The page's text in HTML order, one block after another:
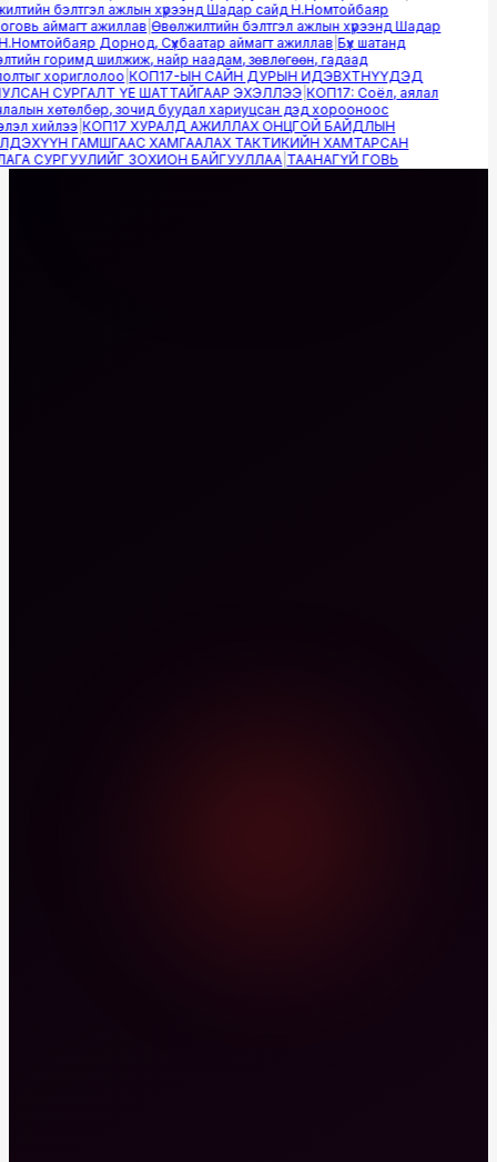
бэлтгэл ажлын хүрээнд Шадар сайд Н.Номтойбаяр
аймагт ажиллав|Өвөлжилтийн бэлтгэл ажлын хүрээнд Шадар
Дорнод, Сүхбаатар аймагт ажиллав|Бүх шатанд
горимд шилжиж, найр наадам, зөвлөгөөн, гадаад
хориглолоо|КОП17-ЫН САЙН ДУРЫН ИДЭВХТНҮҮДЭД
СУРГАЛТ ҮЕ ШАТТАЙГААР ЭХЭЛЛЭЭ|КОП17: Соёл, аялал
хөтөлбөр, зочид буудал хариуцсан дэд хорооноос
хийлээ|КОП17 ХУРАЛД АЖИЛЛАХ ОНЦГОЙ БАЙДЛЫН
ГАМШГААС ХАМГААЛАХ ТАКТИКИЙН ХАМТАРСАН
СУРГУУЛИЙГ ЗОХИОН БАЙГУУЛЛАА|ТААНАГҮЙ ГОВЬ